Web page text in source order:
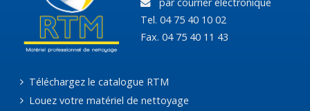
Tel. 04 75 40 10 02
Fax. 04 75 40 11 43
Téléchargez le catalogue RTM
Louez votre matériel de nettoyage